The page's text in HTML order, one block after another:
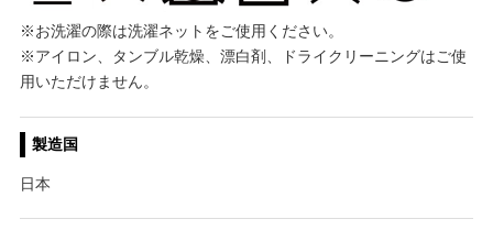
※お洗濯の際は洗濯ネットをご使用ください。
※アイロン、タンブル乾燥、漂白剤、ドライクリーニングはご使
用いただけません。
製造国
日本